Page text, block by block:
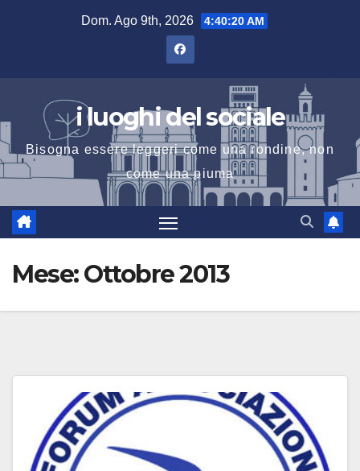
Dom. Ago 9th, 2026 4:40:21 AM
i luoghi del sociale
Bisogna essere leggeri come una rondine, non
come una piuma
Mese:Ottobre 2013